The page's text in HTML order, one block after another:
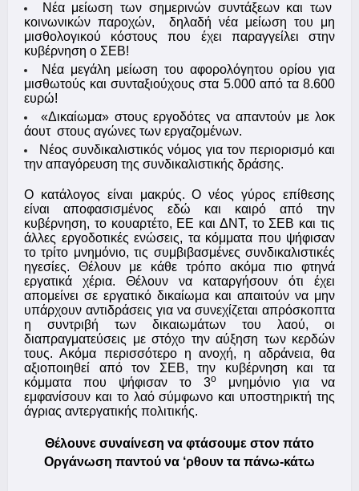
Νέα μείωση των σημερινών συντάξεων και των
κοινωνικών παροχών, δηλαδή νέα μείωση του μη
μισθολογικού κόστους που έχει παραγγείλει στην
κυβέρνηση ο ΣΕΒ!
Νέα μεγάλη μείωση του αφορολόγητου ορίου για
μισθωτούς και συνταξιούχους στα 5.000 από τα 8.600
ευρώ!
«Δικαίωμα» στους εργοδότες να απαντούν με λοκ
άουτ στους αγώνες των εργαζομένων.
Νέος συνδικαλιστικός νόμος για τον περιορισμό και
την απαγόρευση της συνδικαλιστικής δράσης.
Ο κατάλογος είναι μακρύς.Ο νέος γύρος επίθεσης
είναι αποφασισμένος εδώ και καιρό από την
κυβέρνηση, το κουαρτέτο, ΕΕ και ΔΝΤ, το ΣΕΒ και τις
άλλες εργοδοτικές ενώσεις, τα κόμματα που ψήφισαν
το τρίτο μνημόνιο, τις συμβιβασμένες συνδικαλιστικές
ηγεσίες. Θέλουν με κάθε τρόπο ακόμα πιο φτηνά
εργατικά χέρια. Θέλουν να καταργήσουν ότι έχει
απομείνει σε εργατικό δικαίωμα και απαιτούν να μην
υπάρχουν αντιδράσεις για να συνεχίζεται απρόσκοπτα
η συντριβή των δικαιωμάτων του λαού, οι
διαπραγματεύσεις με στόχο την αύξηση των κερδών
τους. Ακόμα περισσότερο η ανοχή, η αδράνεια, θα
αξιοποιηθεί από τον ΣΕΒ, την κυβέρνηση και τα
κόμματα που ψήφισαν το 3ο
μνημόνιο για να
εμφανίσουν και το λαό σύμφωνο και υποστηρικτή της
άγριας αντεργατικής πολιτικής.
Θέλουνε συναίνεση να φτάσουμε στον πάτο
Οργάνωση παντού να ‘ρθουν τα πάνω-κάτω